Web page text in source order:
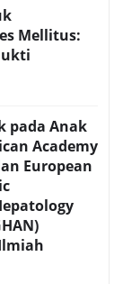
Mellitus:
pada Anak
Academy
European